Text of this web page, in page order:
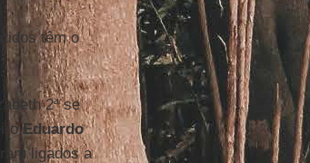
têm o
2ª se
Eduardo
ligados a